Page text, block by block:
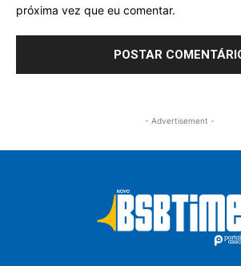
próxima vez que eu comentar.
- Advertisement -